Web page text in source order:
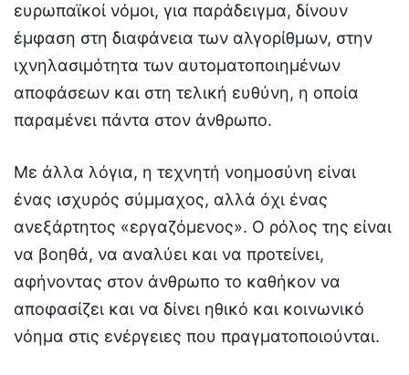
ευρωπαϊκοί νόμοι, για παράδειγμα, δίνουν
έμφαση στη διαφάνεια των αλγορίθμων, στην
ιχνηλασιμότητα των αυτοματοποιημένων
αποφάσεων και στη τελική ευθύνη, η οποία
παραμένει πάντα στον άνθρωπο.
Με άλλα λόγια, η τεχνητή νοημοσύνη είναι
ένας ισχυρός σύμμαχος, αλλά όχι ένας
ανεξάρτητος «εργαζόμενος». Ο ρόλος της είναι
να βοηθά, να αναλύει και να προτείνει,
αφήνοντας στον άνθρωπο το καθήκον να
αποφασίζει και να δίνει ηθικό και κοινωνικό
νόημα στις ενέργειες που πραγματοποιούνται.